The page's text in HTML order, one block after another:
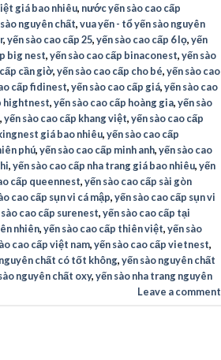
giá bao nhiêu, nước yến sào cao cấp
nguyên chất,vua yến - tổ yến sào nguyên
,yến sào cao cấp 25,yến sào cao cấp 6 lọ,yến
big nest,yến sào cao cấp binaconest,yến sào
cần giờ,yến sào cao cấp cho bé,yến sào cao
cấp fidinest,yến sào cao cấp giá,yến sào cao
hightnest,yến sào cao cấp hoàng gia,yến sào
,yến sào cao cấp khang việt,yến sào cao cấp
giá bao nhiêu,yến sào cao cấp
phú,yến sào cao cấp minh anh,yến sào cao
,yến sào cao cấp nha trang giá bao nhiêu,yến
cấp queennest,yến sào cao cấp sài gòn
cao cấp sụn vi cá mập,yến sào cao cấp sụn vi
cao cấp surenest,yến sào cao cấp tại
nhiên,yến sào cao cấp thiên việt,yến sào
cao cấp việt nam,yến sào cao cấp vietnest,
chất có tốt không,yến sào nguyên chất
nguyên chất oxy,yến sào nha trang nguyên
Leave a comment